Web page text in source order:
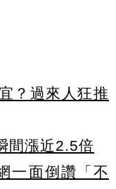
？過來人狂推
間漲近2.5倍
一面倒讚「不